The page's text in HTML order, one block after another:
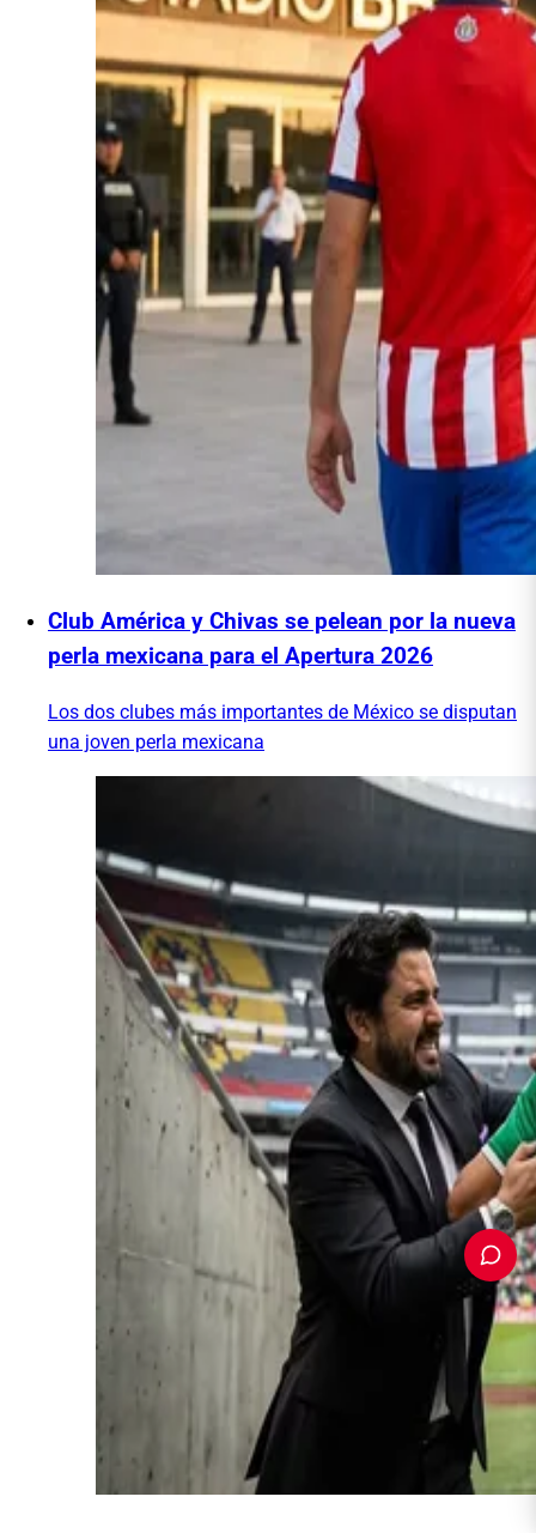
Club América y Chivas se pelean por la nueva
perla mexicana para el Apertura 2026
Los dos clubes más importantes de México se disputan
una joven perla mexicana
PUBLICIDAD